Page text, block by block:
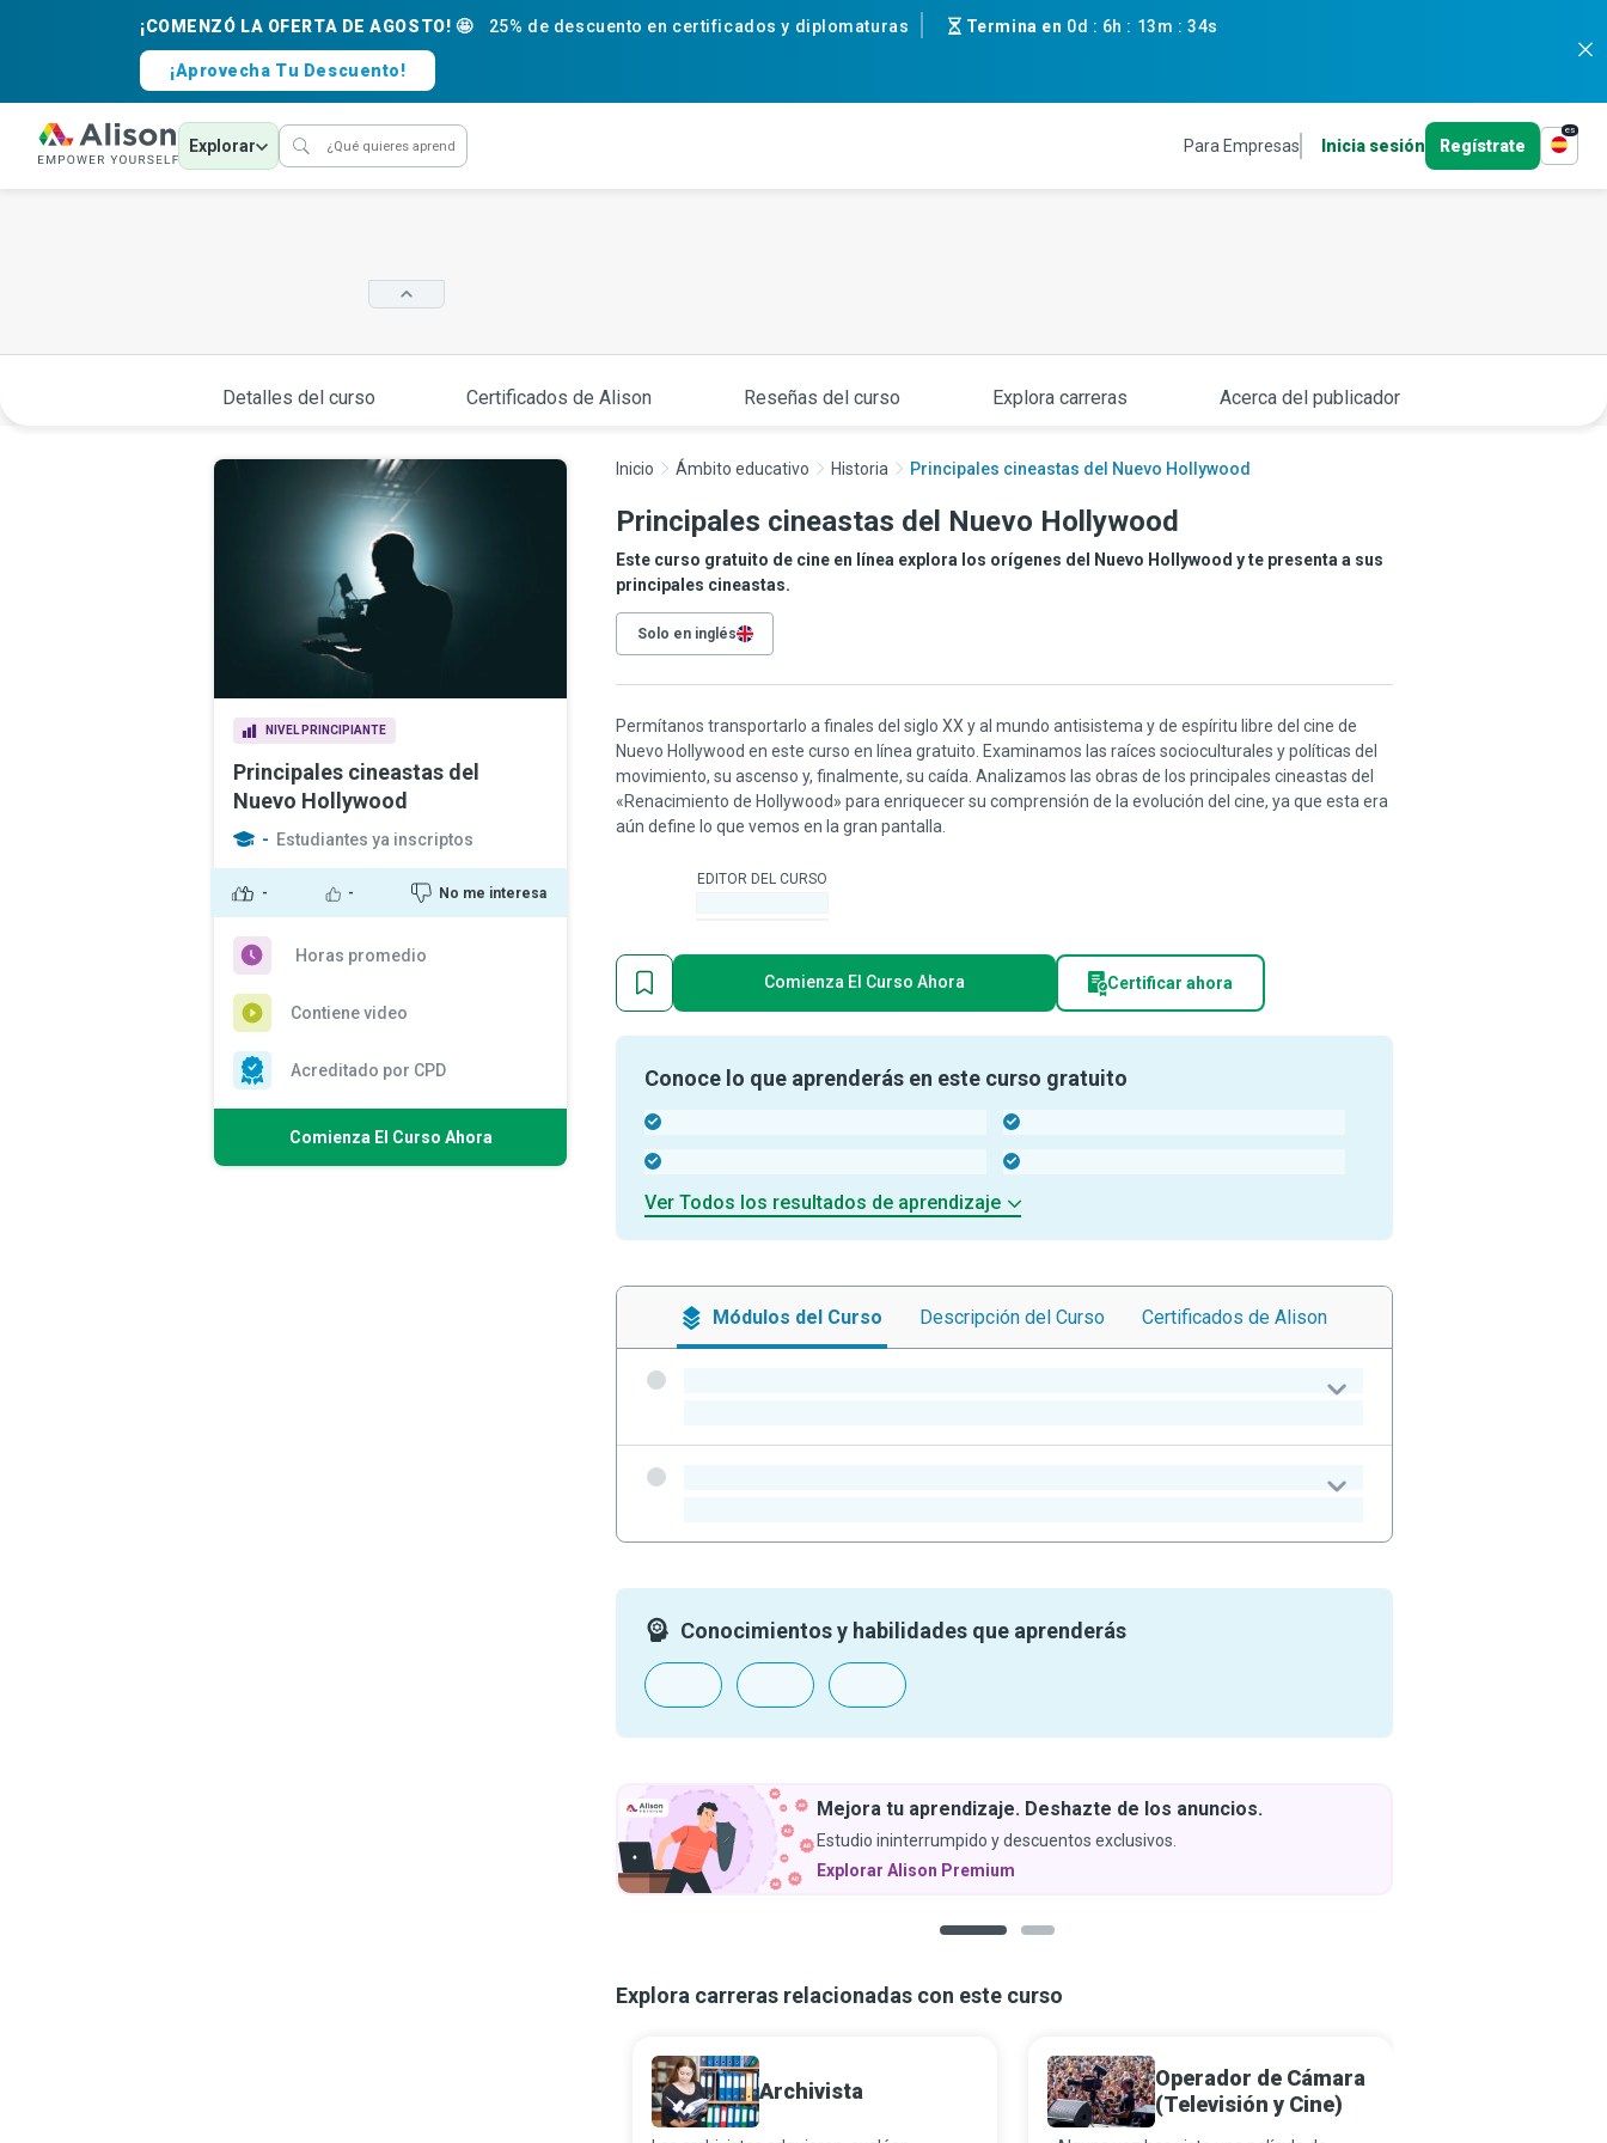
¡COMENZÓ LA OFERTA DE AGOSTO! 🤩 25% de descuento en certificados y diplomaturas Termina en 0d : 6h : 13m : 33s
¡Aprovecha Tu Descuento!
Explorar Para Empresas Inicia sesión Regístrate
es
Detalles del curso Certificados de Alison Reseñas del curso Explora carreras Acerca del publicador
NIVEL PRINCIPIANTE
Principales cineastas del
Nuevo Hollywood
- Estudiantes ya inscriptos
- - No me interesa
Horas promedio
Contiene video
Acreditado por CPD
Comienza El Curso Ahora
Inicio Ámbito educativo Historia Principales cineastas del Nuevo Hollywood
Principales cineastas del Nuevo Hollywood
Este curso gratuito de cine en línea explora los orígenes del Nuevo Hollywood y te presenta a sus
principales cineastas.
Solo en inglés
Permítanos transportarlo a finales del siglo XX y al mundo antisistema y de espíritu libre del cine de
Nuevo Hollywood en este curso en línea gratuito. Examinamos las raíces socioculturales y políticas del
movimiento, su ascenso y, finalmente, su caída. Analizamos las obras de los principales cineastas del
«Renacimiento de Hollywood» para enriquecer su comprensión de la evolución del cine, ya que esta era
aún define lo que vemos en la gran pantalla.
EDITOR DEL CURSO
Comienza El Curso Ahora Certificar ahora
Conoce lo que aprenderás en este curso gratuito
Ver Todos los resultados de aprendizaje
Módulos del Curso Descripción del Curso Certificados de Alison
Conocimientos y habilidades que aprenderás
Mejora tu aprendizaje. Deshazte de los anuncios.
Estudio ininterrumpido y descuentos exclusivos.
Explorar Alison Premium
Explora carreras relacionadas con este curso
Archivista
Operador de Cámara
(Televisión y Cine)